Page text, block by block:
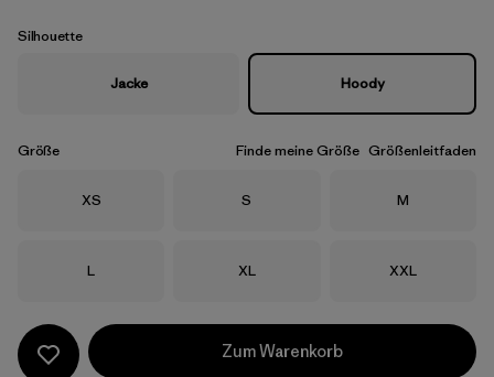
Silhouette
Jacke Hoody
Größe Finde meine Größe Größenleitfaden
Größe
XS Größe
S Größe
M
Größe
L Größe
XL Größe
XXL
Zum Warenkorb